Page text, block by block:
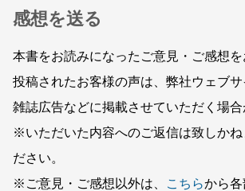
感想を送る
本書をお読みになったご意見・ご感想を
投稿されたお客様の声は、弊社ウェブサ
雑誌広告などに掲載させていただく場合
※いただいた内容へのご返信は致しかね
ださい。
※ご意見・ご感想以外は、
こちらから